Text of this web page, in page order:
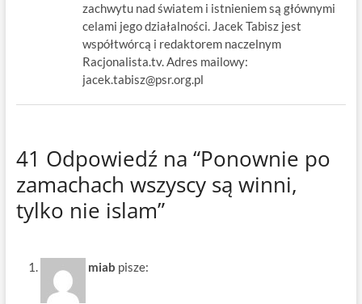
zachwytu nad światem i istnieniem są głównymi
celami jego działalności. Jacek Tabisz jest
współtwórcą i redaktorem naczelnym
Racjonalista.tv. Adres mailowy:
jacek.tabisz@psr.org.pl
41 Odpowiedź na “Ponownie po
zamachach wszyscy są winni,
tylko nie islam”
miab pisze: